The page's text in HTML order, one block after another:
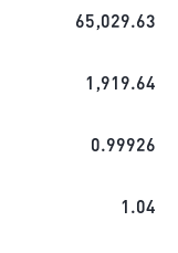
65,029.63
1,919.64
0.99926
1.04